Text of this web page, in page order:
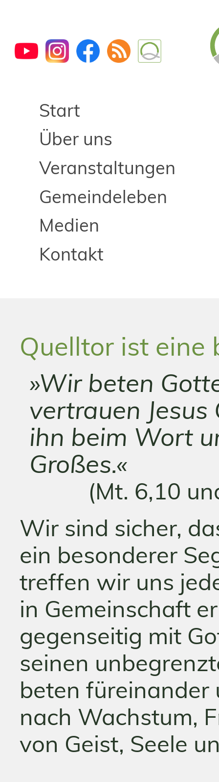
Start
Über uns
Veranstaltungen
Gemeindeleben
Medien
Kontakt
Quelltor ist eine
»Wir beten
vertrauen
ihn beim Wort
Großes.«
(Mt. 6,10
Wir sind sicher,
ein besonderer
treffen wir uns
in Gemeinschaft
gegenseitig mit
seinen
beten füreinander
nach Wachstum,
von Geist, Seele